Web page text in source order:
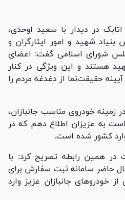
در دیدار با سعید اوحدی،
شهید و امور ایثارگران و
شورای اسلامی گفت: اعضای
هستند و این ویژگی در کنار
حقیقت‌نما از دغدغه مردم را
خودروی مناسب جانبازان،
به عزیزان اطلاع دهم که در
کشور شده است.
در همین رابطه تصریح کرد: با
حاضر سامانه ثبت سفارش برای
خودرو‌های جانبازان عزیز وارد